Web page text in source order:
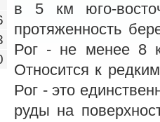
в 5 км юго-
протяженность
Рог - не менее 8
Относится к
Рог - это
руды на